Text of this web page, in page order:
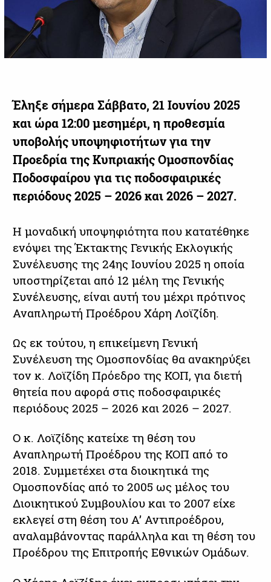
Έληξε σήμερα Σάββατο, 21 Ιουνίου 2025
και ώρα 12:00 μεσημέρι, η προθεσμία
υποβολής υποψηφιοτήτων για την
Προεδρία της Κυπριακής Ομοσπονδίας
Ποδοσφαίρου για τις ποδοσφαιρικές
περιόδους 2025 – 2026 και 2026 – 2027.
Η μοναδική υποψηφιότητα που κατατέθηκε
ενόψει της Έκτακτης Γενικής Εκλογικής
Συνέλευσης της 24ης Ιουνίου 2025 η οποία
υποστηρίζεται από 12 μέλη της Γενικής
Συνέλευσης, είναι αυτή του μέχρι πρότινος
Αναπληρωτή Προέδρου Χάρη Λοϊζίδη.
Ως εκ τούτου, η επικείμενη Γενική
Συνέλευση της Ομοσπονδίας θα ανακηρύξει
τον κ. Λοϊζίδη Πρόεδρο της ΚΟΠ, για διετή
θητεία που αφορά στις ποδοσφαιρικές
περιόδους 2025 – 2026 και 2026 – 2027.
Ο κ. Λοϊζίδης κατείχε τη θέση του
Αναπληρωτή Προέδρου της ΚΟΠ από το
2018. Συμμετέχει στα διοικητικά της
Ομοσπονδίας από το 2005 ως μέλος του
Διοικητικού Συμβουλίου και το 2007 είχε
εκλεγεί στη θέση του Α’ Αντιπροέδρου,
αναλαμβάνοντας παράλληλα και τη θέση του
Προέδρου της Επιτροπής Εθνικών Ομάδων.